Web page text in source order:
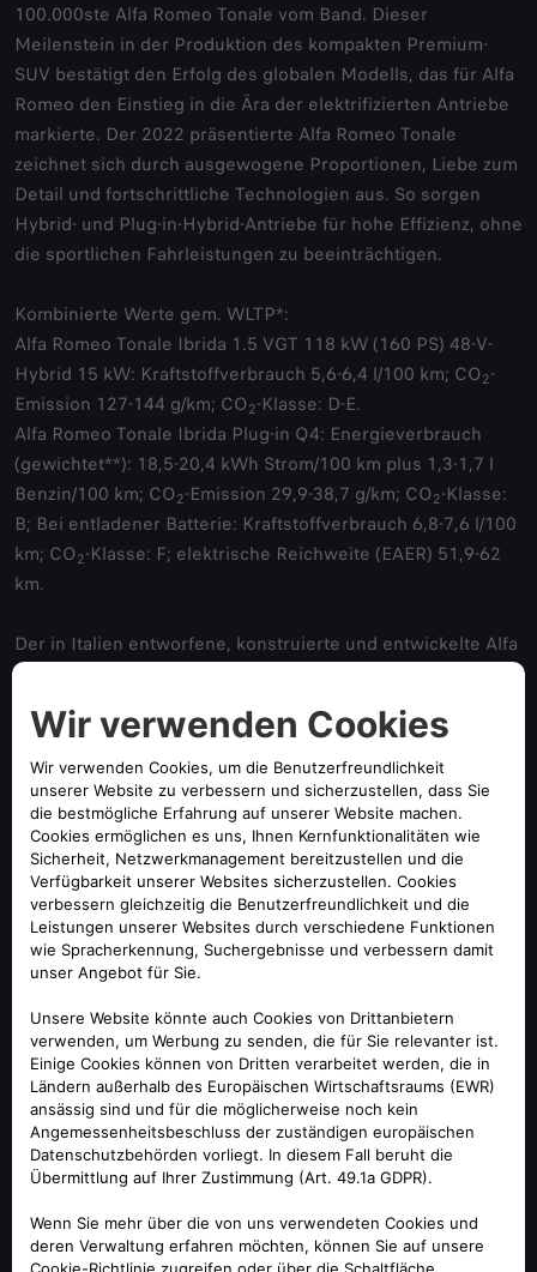
100.000ste Alfa Romeo Tonale vom Band. Dieser
Meilenstein in der Produktion des kompakten Premium-
SUV bestätigt den Erfolg des globalen Modells, das für Alfa
Romeo den Einstieg in die Ära der elektrifizierten Antriebe
markierte. Der 2022 präsentierte Alfa Romeo Tonale
zeichnet sich durch ausgewogene Proportionen, Liebe zum
Detail und fortschrittliche Technologien aus. So sorgen
Hybrid- und Plug-in-Hybrid-Antriebe für hohe Effizienz, ohne
die sportlichen Fahrleistungen zu beeinträchtigen.
Kombinierte Werte gem. WLTP*:
Alfa Romeo Tonale Ibrida 1.5 VGT 118 kW (160 PS) 48-V-
Hybrid 15 kW: Kraftstoffverbrauch 5,6-6,4 l/100 km; CO2-
Emission 127-144 g/km; CO2-Klasse: D-E.
Alfa Romeo Tonale Ibrida Plug-in Q4: Energieverbrauch
(gewichtet**): 18,5-20,4 kWh Strom/100 km plus 1,3-1,7 l
Benzin/100 km; CO2-Emission 29,9-38,7 g/km; CO2-Klasse:
B; Bei entladener Batterie: Kraftstoffverbrauch 6,8-7,6 l/100
km; CO2-Klasse: F; elektrische Reichweite (EAER) 51,9-62
km.
Der in Italien entworfene, konstruierte und entwickelte Alfa
Romeo Tonale wird im süditalienischen Werk „Gianbattista
Vico“ der Stellantis Gruppe gefertigt. Hoch automatisierte
Montagelinien garantieren höchstes Qualitätsniveau. Der
weltweit angebotene Alfa Romeo Tonale erhielt zahlreiche
international renommierte Auszeichnungen und Preise.
Der Alfa Romeo Tonale ist „Made in Italy“
Der Alfa Romeo Tonale wird im Werk „Gianbattista Vico“ in
Pomigliano d'Arco gefertigt, einem der fortschrittlichsten
Produktionsstandorte der Stellantis Gruppe. Die 1968 von
Fabrik hat bis heute rund fünf Millionen Fahrzeuge
produziert und zahlreiche internationale Auszeichnungen
erhalten. Darunter ist auch der „Automotive Lean
Production Award“ für das beste Werk in Europa. Im Jahr
2021 wurde das Werk umfassend modernisiert, um für die
Herausforderungen der Zukunft gerüstet zu sein. So
werden in Pomigliano d'Arco heute unter anderem
Fahrzeuge mit innovativen elektrifizierten Antrieben